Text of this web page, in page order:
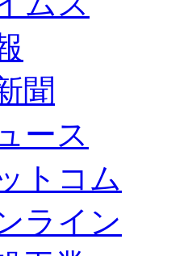
聞
ース
トコム
ライン